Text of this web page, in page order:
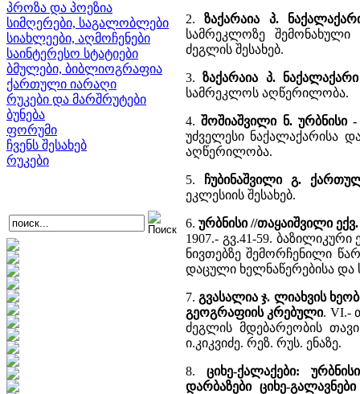
პროზა და პოეზია
სიმღერები, საგალობლები
სიახლეები, აღმოჩენები
საინტერესო სტატიები
ბმულები, ბიბლიოგრაფია
ქართული იარაღი
რუკები და მარშრუტები
ბუნება
ფორუმი
ჩვენს შესახებ
რუკები
2.ზაქარაია პ.
სამრეკლოზე
ძეგლის შესახებ.
3.ზაქარაია პ.
სამრეკლოს აღწერილობა.
4.შოშიაშვილი ნ. ურბნისი
უძველესი ნაქალაქარისა
აღწერილობა.
5.
ჩუბინაშვილი გ.
ეკლესიის შესახებ.
6.ურბნისი //თაყაიშვილი
1907.- გვ.41-59.
ნივთებზე შემორჩენილი
დაცული ხელნაწერებისა და
7.გვასალია ჯ. ლიახვის
გეოგრაფიის კრებული. VI.-
ძეგლის მდებარეობის
ი.კიკვიძე. რეზ. რუს. ენაზე.
8. ციხე-ქალაქები:
დარბაზები ციხე-